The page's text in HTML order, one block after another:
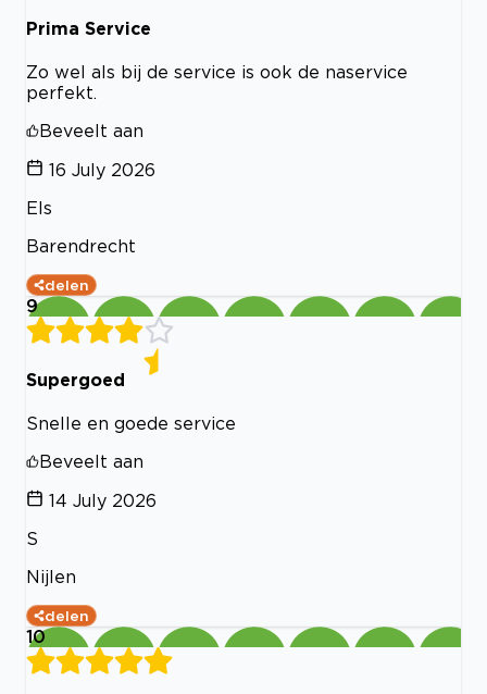
Prima Service
Zo wel als bij de service is ook de naservice
perfekt.
Beveelt aan
16 July 2026
Els
Barendrecht
delen
9
Supergoed
Snelle en goede service
Beveelt aan
14 July 2026
S
Nijlen
delen
10